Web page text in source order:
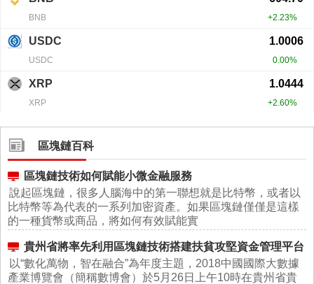
區塊鏈百科
區塊鏈技術如何賦能小微金融服務
說起區塊鏈，很多人腦海中的第一聯想就是比特幣，或者以
比特幣等為代表的一系列加密資產。如果區塊鏈僅僅是這樣
的一種貨幣或商品，將如何有效賦能實
貴州省將率先利用區塊鏈技術搭建扶貧攻堅資金管理平台
以“數化萬物，智在融合”為年度主題，2018中國國際大數據
產業博覽會（簡稱數博會）於5月26日上午10時在貴州省貴